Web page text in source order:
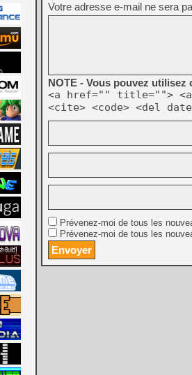
Votre adresse e-mail ne sera
NOTE - Vous pouvez
<a href="" title="">
<cite> <code> <del
Prévenez-moi de tous les
Prévenez-moi de tous les